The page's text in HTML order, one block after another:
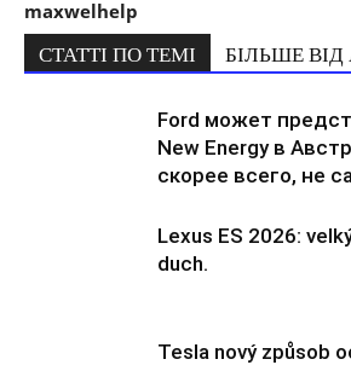
maxwelhelp
СТАТТІ ПО ТЕМІ БІЛЬШЕ ВІД
Ford может
New Energy в
скорее всего, не
Lexus ES 2026:
duch.
Tesla nový způsob